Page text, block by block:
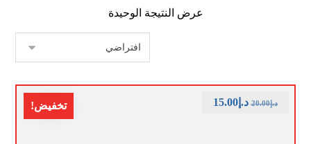
عرض النتيجة الوحيدة
تخفيض! د.إ20.00 د.إ15.00